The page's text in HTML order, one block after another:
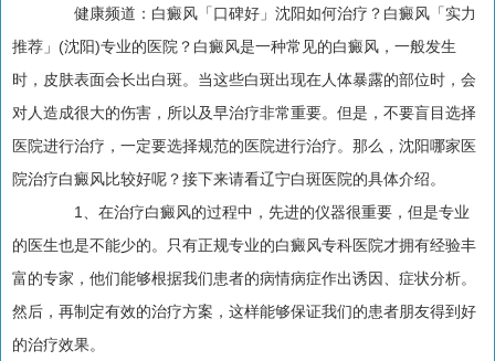
健康频道：白癜风「口碑好」沈阳如何治疗？白癜风「实力
推荐」(沈阳)专业的医院？白癜风是一种常见的白癜风，一般发生
时，皮肤表面会长出白斑。当这些白斑出现在人体暴露的部位时，会
对人造成很大的伤害，所以及早治疗非常重要。但是，不要盲目选择
医院进行治疗，一定要选择规范的医院进行治疗。那么，沈阳哪家医
院治疗白癜风比较好呢？接下来请看辽宁白斑医院的具体介绍。
1、在治疗白癜风的过程中，先进的仪器很重要，但是专业
的医生也是不能少的。只有正规专业的白癜风专科医院才拥有经验丰
富的专家，他们能够根据我们患者的病情病症作出诱因、症状分析。
然后，再制定有效的治疗方案，这样能够保证我们的患者朋友得到好
的治疗效果。